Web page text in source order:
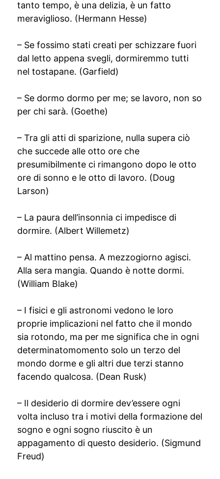
tanto tempo, è una delizia, è un fatto
meraviglioso. (Hermann Hesse)
– Se fossimo stati creati per schizzare fuori
dal letto appena svegli, dormiremmo tutti
nel tostapane. (Garfield)
– Se dormo dormo per me; se lavoro, non so
per chi sarà. (Goethe)
– Tra gli atti di sparizione, nulla supera ciò
che succede alle otto ore che
presumibilmente ci rimangono dopo le otto
ore di sonno e le otto di lavoro. (Doug
Larson)
– La paura dell’insonnia ci impedisce di
dormire. (Albert Willemetz)
– Al mattino pensa. A mezzogiorno agisci.
Alla sera mangia. Quando è notte dormi.
(William Blake)
– I fisici e gli astronomi vedono le loro
proprie implicazioni nel fatto che il mondo
sia rotondo, ma per me significa che in ogni
determinatomomento solo un terzo del
mondo dorme e gli altri due terzi stanno
facendo qualcosa. (Dean Rusk)
– Il desiderio di dormire dev’essere ogni
volta incluso tra i motivi della formazione del
sogno e ogni sogno riuscito è un
appagamento di questo desiderio. (Sigmund
Freud)